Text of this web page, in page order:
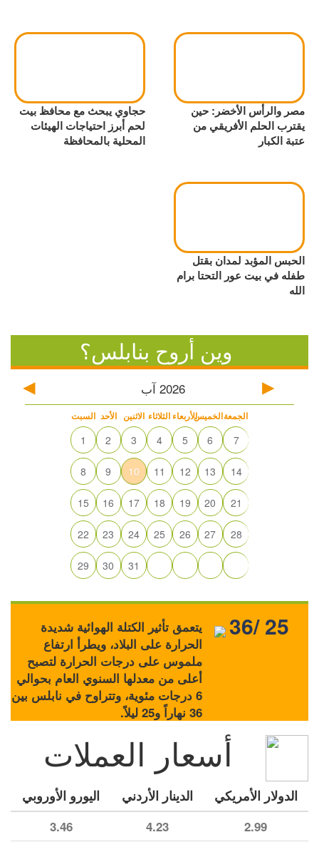
مصر والرأس الأخضر: حين
يقترب الحلم الأفريقي من
عتبة الكبار
حجاوي يبحث مع محافظ بيت
لحم أبرز احتياجات الهيئات
المحلية بالمحافظة
الحبس المؤبد لمدان بقتل
طفله في بيت عور التحتا برام
الله
وين أروح بنابلس؟
2026 آب
السبت الأحد الاثنين الثلاثاء الأربعاءالخميسالجمعة
1 2 3 4 5 6 7
8 9 10 11 12 13 14
15 16 17 18 19 20 21
22 23 24 25 26 27 28
29 30 31
يتعمق تأثير الكتلة الهوائية شديدة
الحرارة على البلاد، ويطرأ ارتفاع
ملموس على درجات الحرارة لتصبح
أعلى من معدلها السنوي العام بحوالي
6 درجات مئوية، وتتراوح في نابلس بين
36 نهاراً و25 ليلاً.
36/ 25
أسعار العملات
الدولار الأمريكي الدينار الأردني اليورو الأوروبي
2.99
4.23
3.46